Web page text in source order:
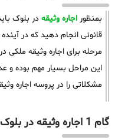
بمنظور اجاره وثیقه در بلوک
مرحله برای اجاره وثیقه ملکی
این مراحل بسیار مهم بوده و
مشکلاتی را در پروسه اجاره
گام 1 اجاره وثیقه در بلوک (عقد قرارداد)